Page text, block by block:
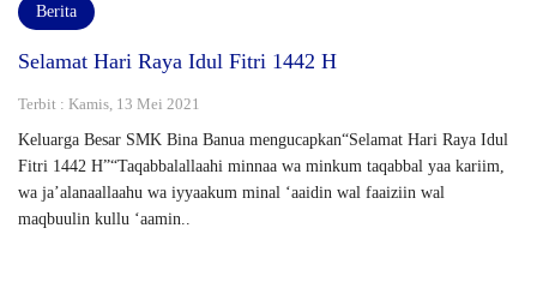
Berita
Selamat Hari Raya Idul Fitri 1442 H
Terbit : Kamis, 13 Mei 2021
Keluarga Besar SMK Bina Banua mengucapkan“Selamat Hari Raya Idul
Fitri 1442 H”“Taqabbalallaahi minnaa wa minkum taqabbal yaa kariim,
wa ja’alanaallaahu wa iyyaakum minal ‘aaidin wal faaiziin wal
maqbuulin kullu ‘aamin..